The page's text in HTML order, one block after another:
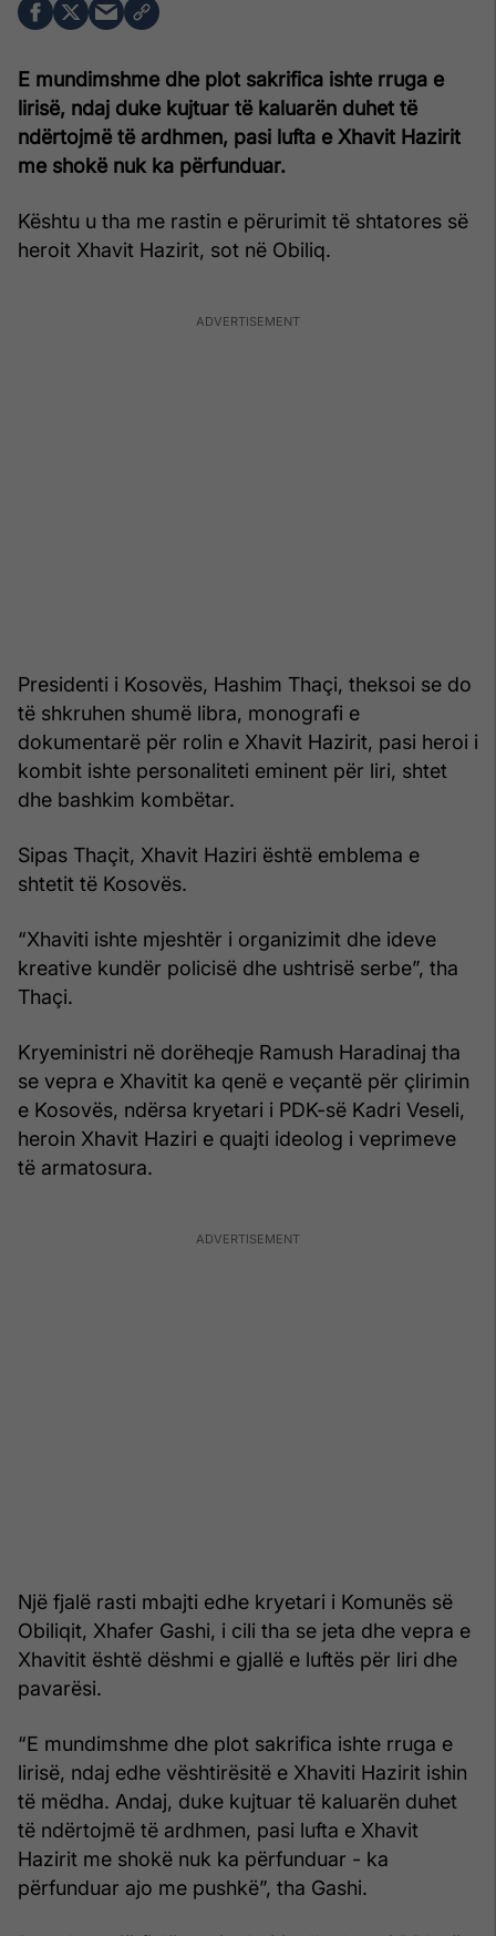
E mundimshme dhe plot sakrifica ishte rruga e
lirisë, ndaj duke kujtuar të kaluarën duhet të
ndërtojmë të ardhmen, pasi lufta e Xhavit Hazirit
me shokë nuk ka përfunduar.
Kështu u tha me rastin e përurimit të shtatores së
heroit Xhavit Hazirit, sot në Obiliq.
Presidenti i Kosovës, Hashim Thaçi, theksoi se do
të shkruhen shumë libra, monografi e
dokumentarë për rolin e Xhavit Hazirit, pasi heroi i
kombit ishte personaliteti eminent për liri, shtet
dhe bashkim kombëtar.
Sipas Thaçit, Xhavit Haziri është emblema e
shtetit të Kosovës.
“Xhaviti ishte mjeshtër i organizimit dhe ideve
kreative kundër policisë dhe ushtrisë serbe”, tha
Thaçi.
Kryeministri në dorëheqje Ramush Haradinaj tha
se vepra e Xhavitit ka qenë e veçantë për çlirimin
e Kosovës, ndërsa kryetari i PDK-së Kadri Veseli,
heroin Xhavit Haziri e quajti ideolog i veprimeve
të armatosura.
Një fjalë rasti mbajti edhe kryetari i Komunës së
Obiliqit, Xhafer Gashi, i cili tha se jeta dhe vepra e
Xhavitit është dëshmi e gjallë e luftës për liri dhe
pavarësi.
“E mundimshme dhe plot sakrifica ishte rruga e
lirisë, ndaj edhe vështirësitë e Xhaviti Hazirit ishin
të mëdha. Andaj, duke kujtuar të kaluarën duhet
të ndërtojmë të ardhmen, pasi lufta e Xhavit
Hazirit me shokë nuk ka përfunduar - ka
përfunduar ajo me pushkë”, tha Gashi.